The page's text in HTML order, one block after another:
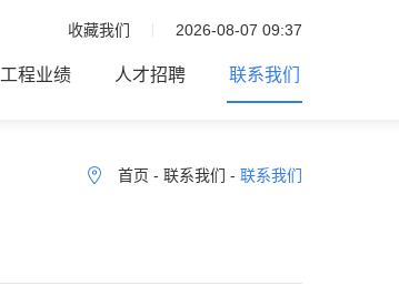
收藏我们 2026-08-07 09:37
工程业绩 人才招聘 联系我们
首页 - 联系我们 - 联系我们